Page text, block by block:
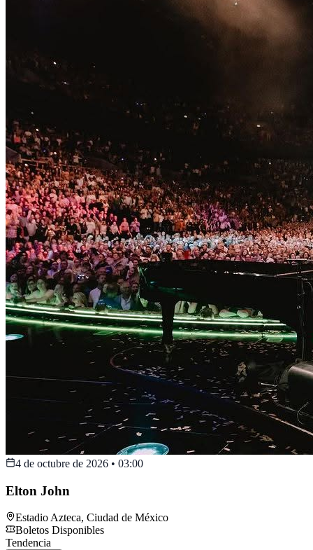
4 de octubre de 2026 • 03:00
Elton John
Estadio Azteca, Ciudad de México
Boletos Disponibles
Tendencia